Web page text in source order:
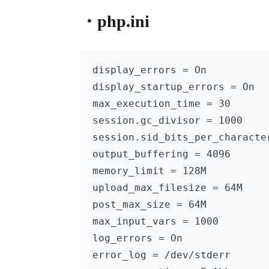
・php.ini
display_errors = On
display_startup_errors = On
max_execution_time = 30
session.gc_divisor = 1000
output_buffering = 4096
memory_limit = 128M
upload_max_filesize = 64M
post_max_size = 64M
max_input_vars = 1000
log_errors = On
error_log = /dev/stderr